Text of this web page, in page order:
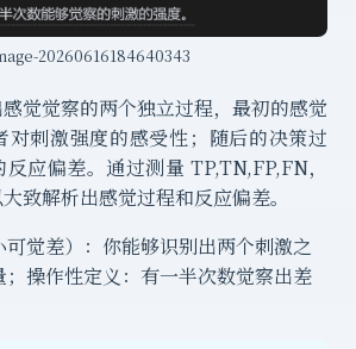
20260616184640343
觉觉察的两个独立过程，最初的感觉
对刺激强度的感受性；随后的决策过
应偏差。通过测量 TP,TN,FP,FN，
致解析出感觉过程和反应偏差。
可觉差）：你能够识别出两个刺激之
；操作性定义：有一半次数觉察出差